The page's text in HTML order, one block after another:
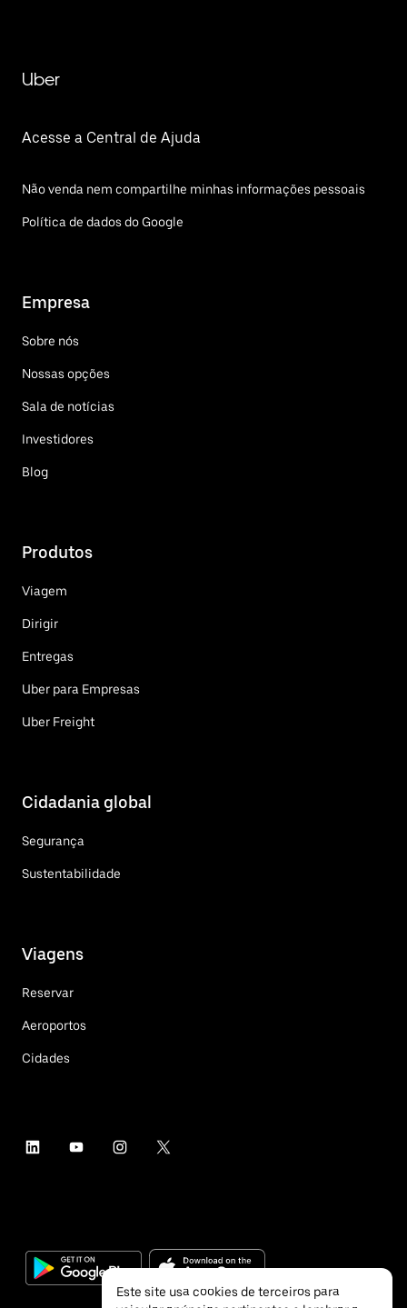
Uber
Acesse a Central de Ajuda
Não venda nem compartilhe minhas informações pessoais
Política de dados do Google
Empresa
Sobre nós
Nossas opções
Sala de notícias
Investidores
Blog
Produtos
Viagem
Dirigir
Entregas
Uber para Empresas
Uber Freight
Cidadania global
Segurança
Sustentabilidade
Viagens
Reservar
Aeroportos
Cidades
Este site usa cookies de terceiros para